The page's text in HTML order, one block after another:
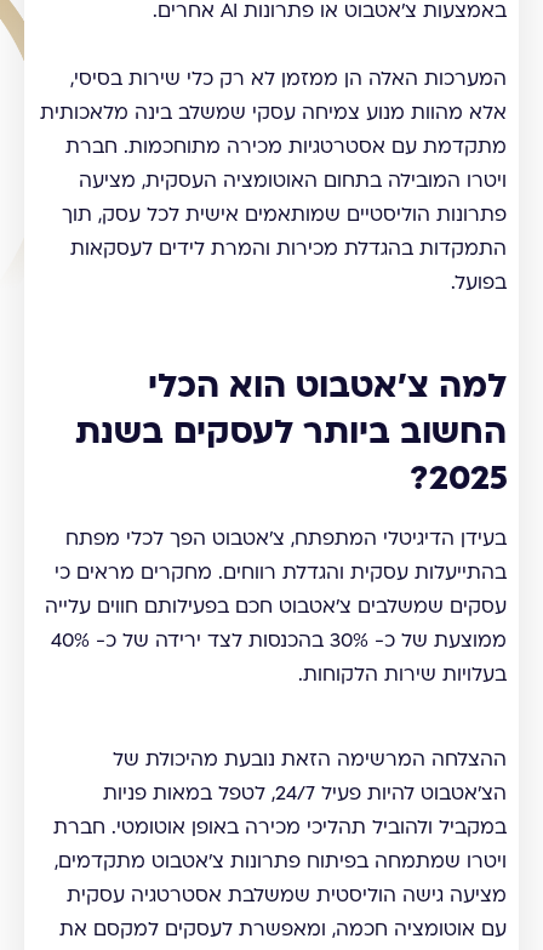
באמצעות צ'אטבוט או פתרונות AI אחרים.
המערכות האלה הן ממזמן לא רק כלי שירות בסיסי,
אלא מהוות מנוע צמיחה עסקי שמשלב בינה מלאכותית
מתקדמת עם אסטרטגיות מכירה מתוחכמות. חברת
ויטרו המובילה בתחום האוטומציה העסקית, מציעה
פתרונות הוליסטיים שמותאמים אישית לכל עסק, תוך
התמקדות בהגדלת מכירות והמרת לידים לעסקאות
בפועל.
למה צ׳אטבוט הוא הכלי
החשוב ביותר לעסקים בשנת
2025?
בעידן הדיגיטלי המתפתח, צ'אטבוט הפך לכלי מפתח
בהתייעלות עסקית והגדלת רווחים. מחקרים מראים כי
עסקים שמשלבים צ'אטבוט חכם בפעילותם חווים עלייה
ממוצעת של כ- 30% בהכנסות לצד ירידה של כ- 40%
בעלויות שירות הלקוחות.
ההצלחה המרשימה הזאת נובעת מהיכולת של
הצ'אטבוט להיות פעיל 24/7, לטפל במאות פניות
במקביל ולהוביל תהליכי מכירה באופן אוטומטי. חברת
ויטרו שמתמחה בפיתוח פתרונות צ'אטבוט מתקדמים,
מציעה גישה הוליסטית שמשלבת אסטרטגיה עסקית
עם אוטומציה חכמה, ומאפשרת לעסקים למקסם את